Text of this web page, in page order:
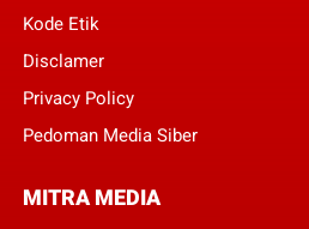
Kode Etik
Disclamer
Privacy Policy
Pedoman Media Siber
MITRA MEDIA